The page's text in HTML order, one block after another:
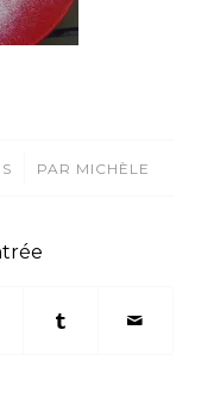
PAR MICHÈLE